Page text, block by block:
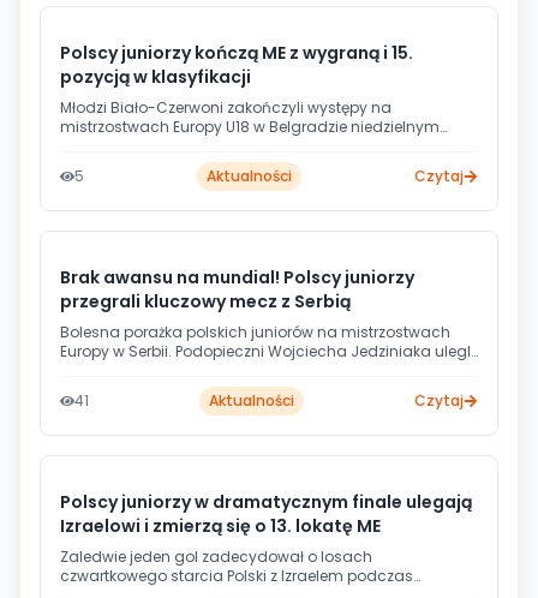
Polscy juniorzy kończą ME z wygraną i 15.
pozycją w klasyfikacji
Młodzi Biało-Czerwoni zakończyli występy na
mistrzostwach Europy U18 w Belgradzie niedzielnym
Wojciecha Jedziniaka pokonali Farerów 41:35 i
ostatecznie sklasyfikowani zostali na 15. lokacie
5 Aktualności Czytaj
Brak awansu na mundial! Polscy juniorzy
przegrali kluczowy mecz z Serbią
Bolesna porażka polskich juniorów na mistrzostwach
Europy w Serbii. Podopieczni Wojciecha Jedziniaka ulegli
spadek do walki o 15. lokatę, ale przede wszystkim utratę
bezpośredniej przepustki na przyszłoroczny mundial do
41 Aktualności Czytaj
Polscy juniorzy w dramatycznym finale ulegają
Izraelowi i zmierzą się o 13. lokatę ME
Zaledwie jeden gol zadecydował o losach
czwartkowego starcia Polski z Izraelem podczas